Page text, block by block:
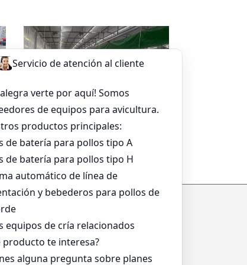
Sistema De Alimentación De
Bandeja Para Asar
Leer más Whatsapp
*